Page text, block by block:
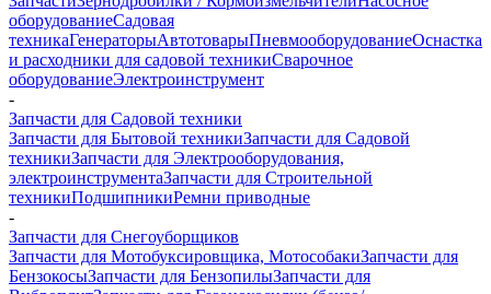
оборудованиеСадовая
техникаГенераторыАвтотоварыПневмооборудованиеОснастка
и расходники для садовой техникиСварочное
оборудованиеЭлектроинструмент
-
Запчасти для Садовой техники
Запчасти для Бытовой техникиЗапчасти для Садовой
техникиЗапчасти для Электрооборудования,
электроинструментаЗапчасти для Строительной
техникиПодшипникиРемни приводные
-
Запчасти для Снегоуборщиков
Запчасти для Мотобуксировщика, МотособакиЗапчасти для
БензокосыЗапчасти для БензопилыЗапчасти для